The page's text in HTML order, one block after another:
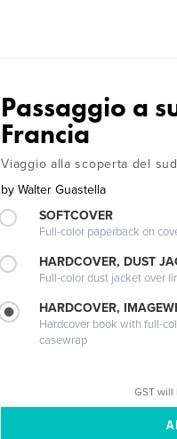
Passaggio a
Francia
Viaggio alla scoperta del
by Walter Guastella
SOFTCOVER
Full-color paperback on
HARDCOVER, DUST
Full-color dust jacket over
HARDCOVER,
Hardcover book with full-
casewrap
GST will